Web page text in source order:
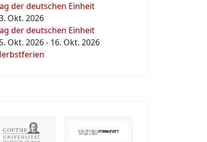
der deutschen Einheit
Okt. 2026
der deutschen Einheit
Okt. 2026- 16. Okt. 2026